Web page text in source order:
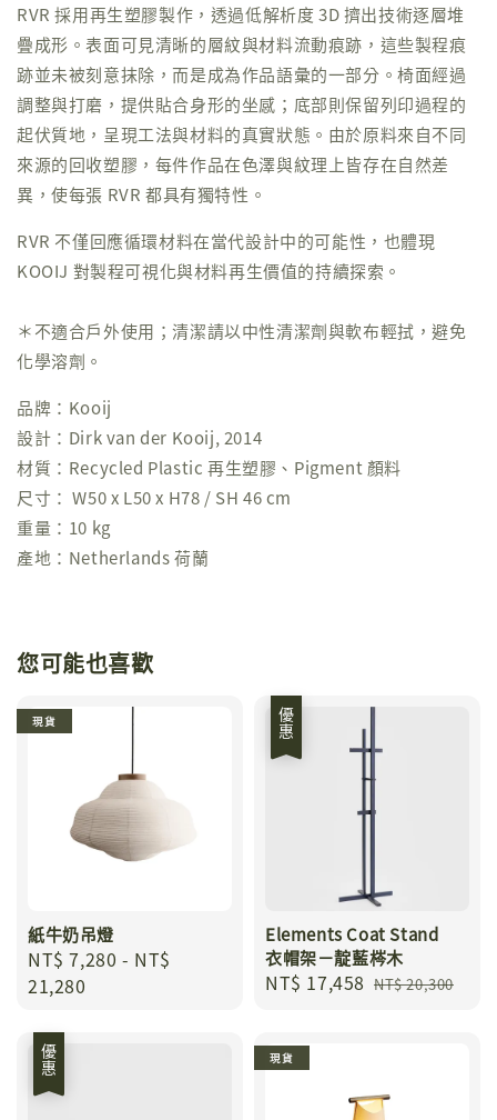
RVR 採用再生塑膠製作，透過低解析度 3D 擠出技術逐層堆
疊成形。表面可見清晰的層紋與材料流動痕跡，這些製程痕
跡並未被刻意抹除，而是成為作品語彙的一部分。椅面經過
調整與打磨，提供貼合身形的坐感；底部則保留列印過程的
起伏質地，呈現工法與材料的真實狀態。由於原料來自不同
來源的回收塑膠，每件作品在色澤與紋理上皆存在自然差
異，使每張 RVR 都具有獨特性。
RVR 不僅回應循環材料在當代設計中的可能性，也體現
KOOIJ 對製程可視化與材料再生價值的持續探索。
＊不適合戶外使用；清潔請以中性清潔劑與軟布輕拭，避免
化學溶劑。
品牌：Kooij
設計：Dirk van der Kooij, 2014
材質：Recycled Plastic 再生塑膠、Pigment 顏料
尺寸： W50 x L50 x H78 / SH 46 cm
重量：10 kg
產地：Netherlands 荷蘭
您可能也喜歡
現貨
紙牛奶吊燈
Regular
price
NT$ 7,280 - NT$
21,280
優惠
Elements Coat Stand
衣帽架－靛藍梣木
Sale
NT$ 17,458 Regular
NT$ 20,300
優惠 現貨